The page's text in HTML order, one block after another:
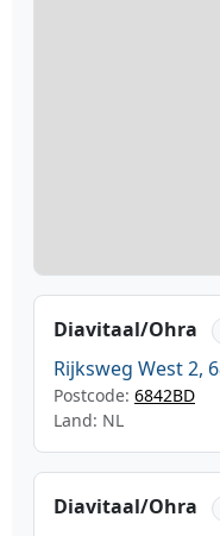
Diavitaal/Ohra
Rijksweg West 2,
Postcode: 6842BD
Land: NL
Diavitaal/Ohra